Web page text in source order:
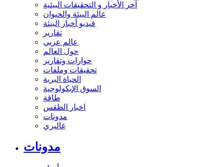
آخر الأخبار و التحقيقات البيئية
عالم البيئة والحيوان
فيديو أخبار البيئة
تقارير
عالم عربي
حول العالم
حوارات وتقارير
تحقيقات وملفات
الحياة البرية
السوق الإيكولوجية
طاقة
اخبار الطقس
مدونات
غاليري
مدونات